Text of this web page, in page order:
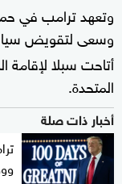
وتعهد ترامب في
وسعى لتقويض
أتاحت سبلا
المتحدة.
أخبار ذات صلة